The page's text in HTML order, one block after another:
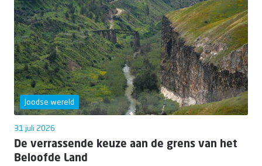
Joodse wereld
31 juli 2026
De verrassende keuze aan de grens van het
Beloofde Land